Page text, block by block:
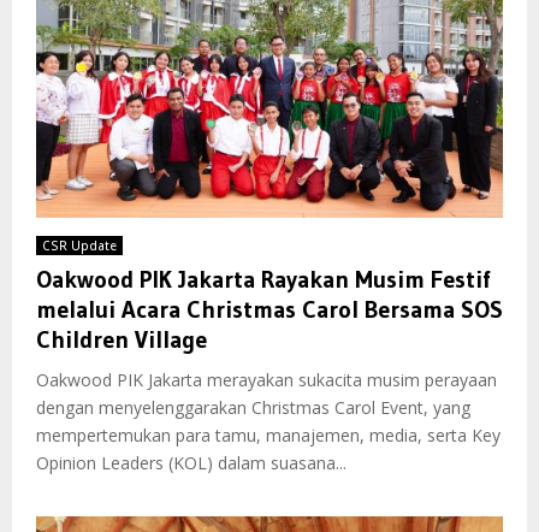
CSR Update
Oakwood PIK Jakarta Rayakan Musim Festif
melalui Acara Christmas Carol Bersama SOS
Children Village
Oakwood PIK Jakarta merayakan sukacita musim perayaan
dengan menyelenggarakan Christmas Carol Event, yang
mempertemukan para tamu, manajemen, media, serta Key
Opinion Leaders (KOL) dalam suasana...